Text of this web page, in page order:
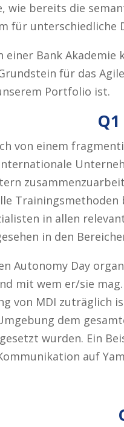
wie bereits die
für unterschiedliche
einer Bank
für das
Portfolio ist.
von einem
in allen
in den
Autonomy Day
mit wem er/sie
von MDI zuträglich
dem
wurden. Ein
auf